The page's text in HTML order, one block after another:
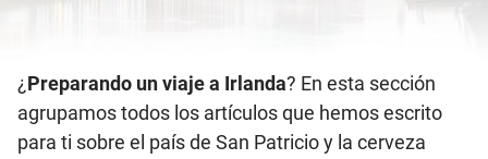
¿ Preparando un viaje a Irlanda? En esta sección
agrupamos todos los artículos que hemos escrito
para ti sobre el país de San Patricio y la cerveza